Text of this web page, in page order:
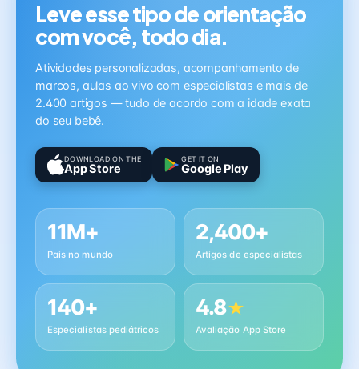
Leve esse tipo de orientação
com você, todo dia.
Atividades personalizadas, acompanhamento de
marcos, aulas ao vivo com especialistas e mais de
2.400 artigos — tudo de acordo com a idade exata
do seu bebê.
DOWNLOAD ON THE
App Store
GET IT ON
Google Play
11M+
Pais no mundo
2,400+
Artigos de especialistas
140+
Especialistas pediátricos
4.8★
Avaliação App Store